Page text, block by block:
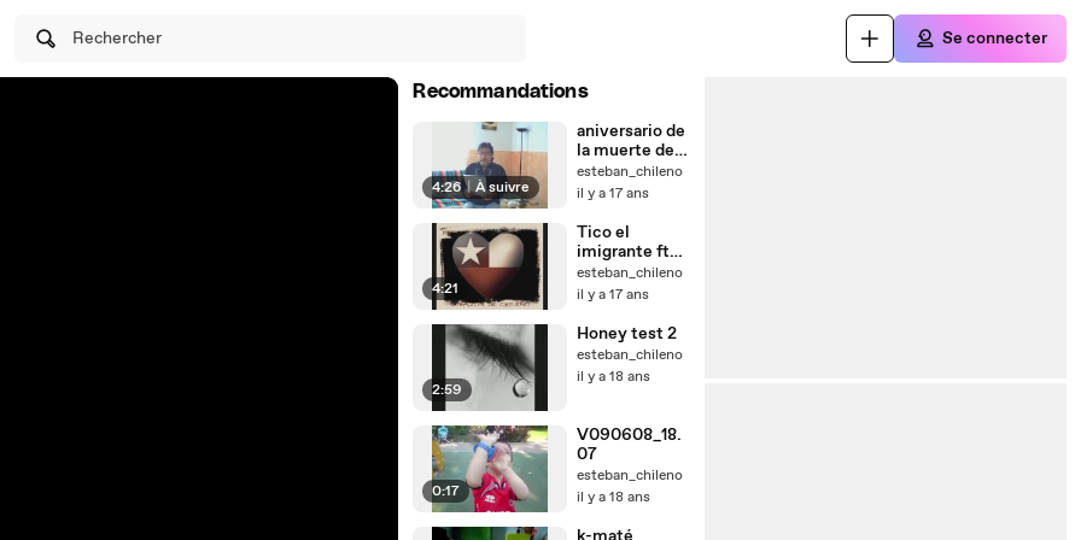
Rechercher Se connecter
Recommandations
4:26 | À suivre
aniversario de
la muerte de
nuestro
querido padre
esteban_chileno
il y a 17 ans
4:21
Tico el
imigrante ft
R15
esteban_chileno
il y a 17 ans
2:59
Honey test 2
esteban_chileno
il y a 18 ans
0:17
V090608_18.
07
esteban_chileno
il y a 18 ans